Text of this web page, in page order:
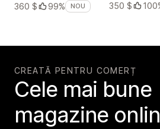
360 $
99% NOU
350 $
CREATĂ PENTRU COMERȚ
Cele mai bune
magazine